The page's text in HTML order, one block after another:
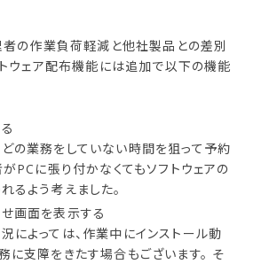
者の作業負荷軽減と他社製品との差別
ウェア配布機能には追加で以下の機能
の業務をしていない時間を狙って予約
PCに張り付かなくてもソフトウェアの
るよう考えました。
画面を表示する
によっては、作業中にインストール動
に支障をきたす場合もございます。 そ